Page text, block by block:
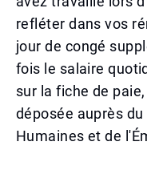
refléter dans vos
jour de congé
fois le salaire
sur la fiche de
déposée auprès
Humaines et de